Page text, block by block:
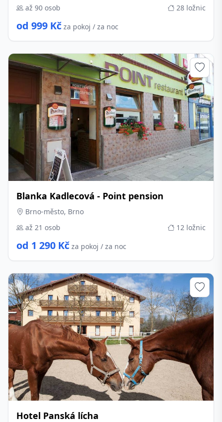
až 90 osob
28 ložnic
od 999 Kč za pokoj / za noc
Blanka Kadlecová - Point pension
Brno-město, Brno
až 21 osob
12 ložnic
od 1 290 Kč za pokoj / za noc
Hotel Panská lícha